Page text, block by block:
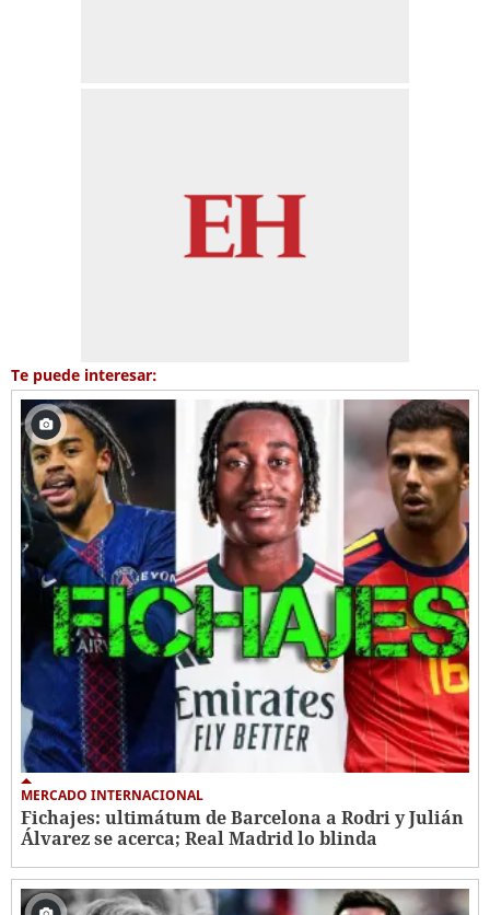
Te puede interesar:
MERCADO INTERNACIONAL
Fichajes: ultimátum de Barcelona a Rodri y Julián
Álvarez se acerca; Real Madrid lo blinda